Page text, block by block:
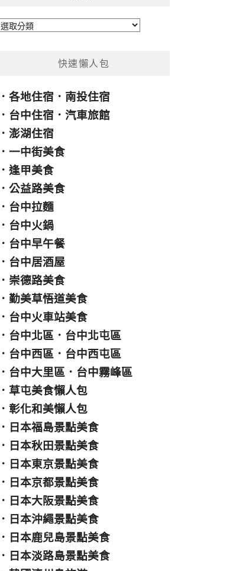
分
快速懶人包
．各地住宿 ． 南投住宿
． 台中住宿 ．汽車旅館
．澎湖住宿
．一中街美食
．逢甲美食
．公益路美食
． 台中拉麵
． 台中火鍋
． 台中早午餐
． 台中居酒屋
． 崇德路美食
．勤美草悟道美食
． 台中火車站美食
． 台中北區 ． 台中北屯區
． 台中西區 ． 台中西屯區
． 台中大里區 ． 台中霧峰區
． 草屯美食懶人包
．彰化和美懶人包
． 日本福島景點美食
． 日本秋田景點美食
． 日本東京景點美食
． 日本京都景點美食
． 日本大阪景點美食
． 日本沖繩景點美食
． 日本鹿兒島景點美食
． 日本淡路島景點美食